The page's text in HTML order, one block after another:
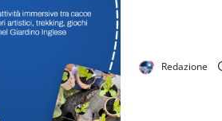
Redazione